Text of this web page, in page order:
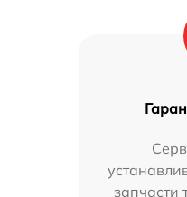
запчасти